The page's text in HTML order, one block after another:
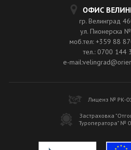
ОФИС
гр. Велинград
ул. Пионерска
моб.тел: +359 88
тел.: 0700 144
e-
Лиценз № РК-
Застраховка
Туроператора" №